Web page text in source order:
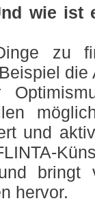
wie ist
zu
die
und
bringt
hervor.